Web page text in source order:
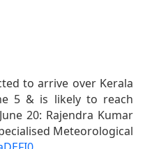
to arrive over Kerala
5 & is likely to reach
20: Rajendra Kumar
Meteorological